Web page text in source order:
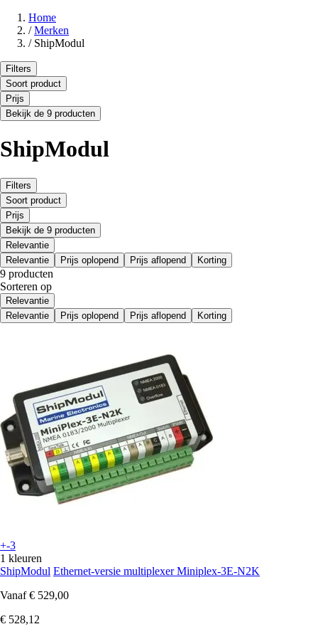
Home
/ Merken
/ ShipModul
Filters
Soort product
Prijs
Bekijk de 9 producten
ShipModul
Filters
Soort product
Prijs
Bekijk de 9 producten
Relevantie
Relevantie
Prijs oplopend Prijs aflopend Korting
9 producten
Sorteren op
Relevantie
Relevantie
Prijs oplopend Prijs aflopend Korting
+-3
1 kleuren
ShipModul Ethernet-versie multiplexer Miniplex-3E-N2K
Vanaf € 529,00
€ 528,12